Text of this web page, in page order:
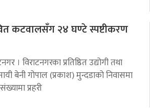
कटवालसँग २४ घण्टे स्पष्टीकरण
। विराटनगरका प्रतिष्ठित उद्योगी तथा
बेनी गोपाल (प्रकाश) मुन्दडाको निवासमा
प्रहरी